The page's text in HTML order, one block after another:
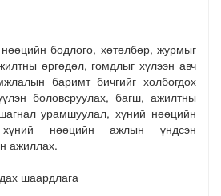
бодлого, хөтөлбөр, журмыг
өргөдөл, гомдлыг хүлээн авч
баримт бичгийг холбогдох
боловсруулах, багш, ажилтны
шагнал урамшуулал,хүний нөөцийн
хүний нөөцийн ажлын үндсэн
ажиллах.
шаардлага